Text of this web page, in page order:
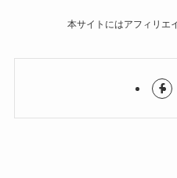
本サイトにはアフィリエ